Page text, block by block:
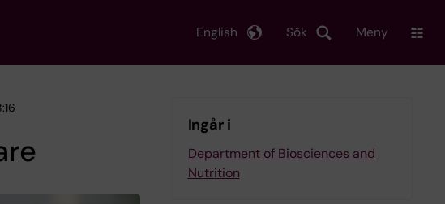
Sök
English Meny
Ingår i
Department of Biosciences and
Nutrition